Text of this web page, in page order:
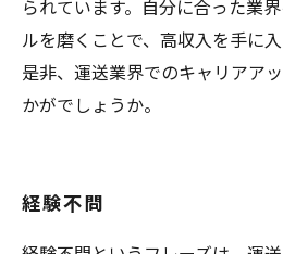
られています。自分に合った業
ルを磨くことで、高収入を手に
是非、運送業界でのキャリアア
かがでしょうか。
経験不問